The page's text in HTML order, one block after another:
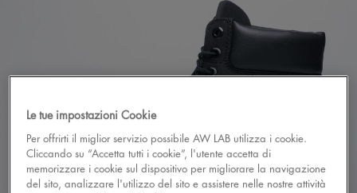
Le tue impostazioni Cookie
Per offrirti il miglior servizio possibile AW LAB utilizza i cookie.
Cliccando su “Accetta tutti i cookie”, l'utente accetta di
memorizzare i cookie sul dispositivo per migliorare la navigazione
del sito, analizzare l'utilizzo del sito e assistere nelle nostre attività